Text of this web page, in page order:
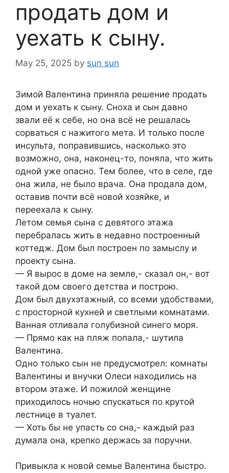
продать дом и
уехать к сыну.
May 25, 2025 by sun sun
Зимой Валентина приняла решение продать
дом и уехать к сыну. Сноха и сын давно
звали её к себе, но она всё не решалась
сорваться с нажитого мета. И только после
инсульта, поправившись, насколько это
возможно, она, наконец-то, поняла, что жить
одной уже опасно. Тем более, что в селе, где
она жила, не было врача. Она продала дом,
оставив почти всё новой хозяйке, и
переехала к сыну.
Летом семья сына с девятого этажа
перебралась жить в недавно построенный
коттедж. Дом был построен по замыслу и
проекту сына.
— Я вырос в доме на земле,- сказал он,- вот
такой дом своего детства и построю.
Дом был двухэтажный, со всеми удобствами,
с просторной кухней и светлыми комнатами.
Ванная отливала голубизной синего моря.
— Прямо как на пляж попала,- шутила
Валентина.
Одно только сын не предусмотрел: комнаты
Валентины и внучки Олеси находились на
втором этаже. И пожилой женщине
приходилось ночью спускаться по крутой
лестнице в туалет.
— Хоть бы не упасть со сна,- каждый раз
думала она, крепко держась за поручни.
Привыкла к новой семье Валентина быстро.